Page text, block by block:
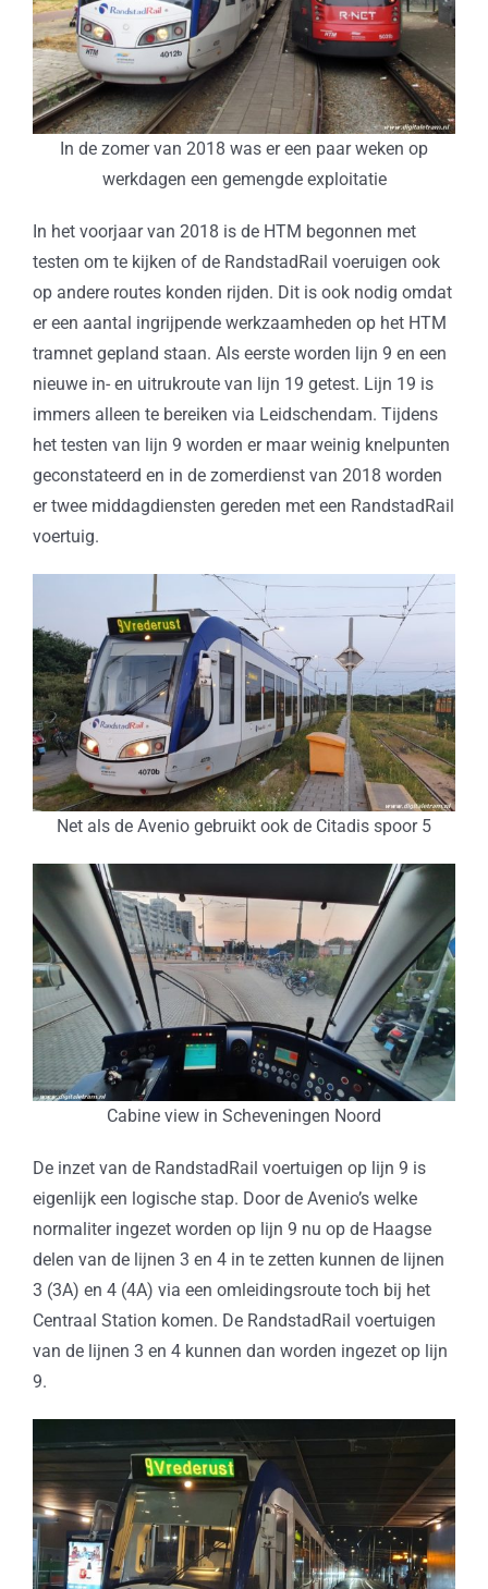
In de zomer van 2018 was er een paar weken op
werkdagen een gemengde exploitatie
In het voorjaar van 2018 is de HTM begonnen met
testen om te kijken of de RandstadRail voeruigen ook
op andere routes konden rijden. Dit is ook nodig omdat
er een aantal ingrijpende werkzaamheden op het HTM
tramnet gepland staan. Als eerste worden lijn 9 en een
nieuwe in- en uitrukroute van lijn 19 getest. Lijn 19 is
immers alleen te bereiken via Leidschendam. Tijdens
het testen van lijn 9 worden er maar weinig knelpunten
geconstateerd en in de zomerdienst van 2018 worden
er twee middagdiensten gereden met een RandstadRail
voertuig.
Net als de Avenio gebruikt ook de Citadis spoor 5
Cabine view in Scheveningen Noord
De inzet van de RandstadRail voertuigen op lijn 9 is
eigenlijk een logische stap. Door de Avenio’s welke
normaliter ingezet worden op lijn 9 nu op de Haagse
delen van de lijnen 3 en 4 in te zetten kunnen de lijnen
3 (3A) en 4 (4A) via een omleidingsroute toch bij het
Centraal Station komen. De RandstadRail voertuigen
van de lijnen 3 en 4 kunnen dan worden ingezet op lijn
9.